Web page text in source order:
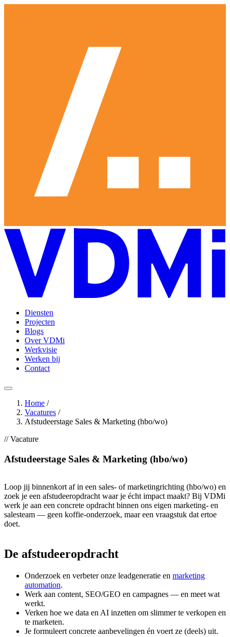
Diensten
Projecten
Blogs
Over VDMi
Werkvisie
Werken bij
Contact
Home /
Vacatures /
Afstudeerstage Sales & Marketing (hbo/wo)
// Vacature
Afstudeerstage Sales & Marketing (hbo/wo)
Loop jij binnenkort af in een sales- of marketingrichting (hbo/wo) en
zoek je een afstudeeropdracht waar je écht impact maakt? Bij VDMi
werk je aan een concrete opdracht binnen ons eigen marketing- en
salesteam — geen koffie-onderzoek, maar een vraagstuk dat ertoe
doet.
De afstudeeropdracht
Onderzoek en verbeter onze leadgeneratie en marketing
automation.
Werk aan content, SEO/GEO en campagnes — en meet wat
werkt.
Verken hoe we data en AI inzetten om slimmer te verkopen en
te marketen.
Je formuleert concrete aanbevelingen én voert ze (deels) uit.